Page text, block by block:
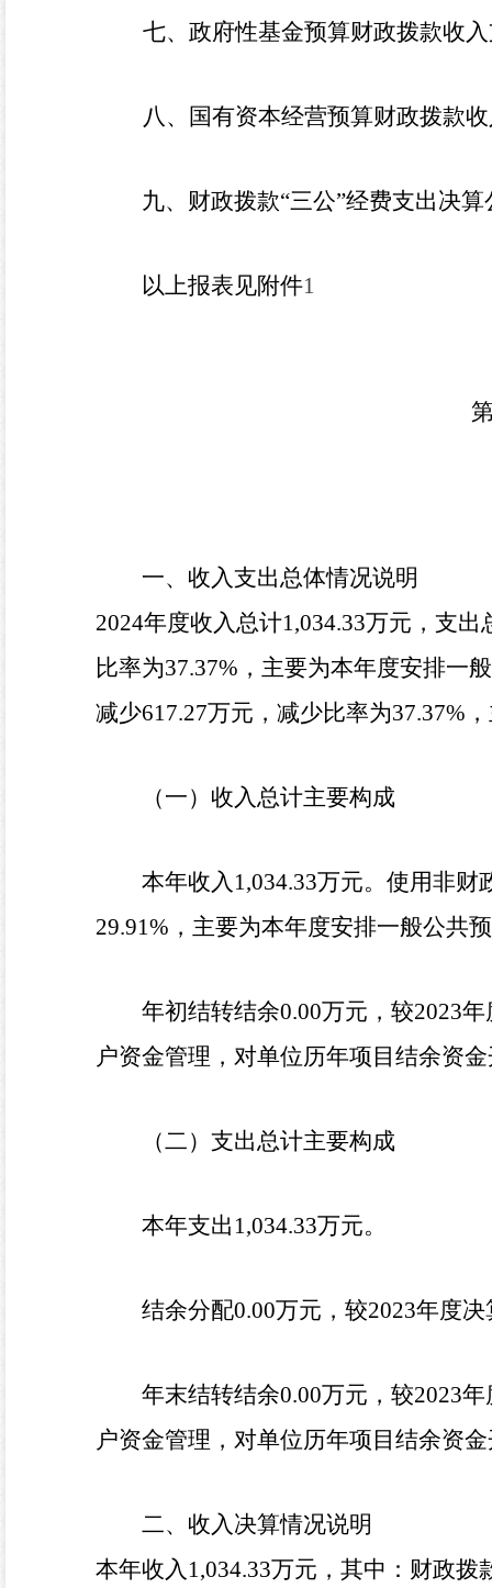
七、政府性基金预算财政拨款收
八、国有资本经营预算财政拨款
九、财政拨款“三公”经费支出决算
以上报表见附件1
一、收入支出总体情况说明
2024年度收入总计1,034.33万元，支出
比率为37.37% ， 主要为本年度安排一
减少617.27万元，减少比率为37.37% ，
（一）收入总计主要构成
本年收入 1,034.33万元。使用非财
29.91% ， 主要为本年度安排一般公共
年初结转结余0.00万元，较2023年
户资金管理，对单位历年项目结余资
（二）支出总计主要构成
本年支出 1,034.33万元。
结余分配0.00万元，较2023年度决
年末结转结余0.00万元，较2023年
户资金管理，对单位历年项目结余资
二、收入决算情况说明
本年收入 1,034.33万元，其中：财政拨